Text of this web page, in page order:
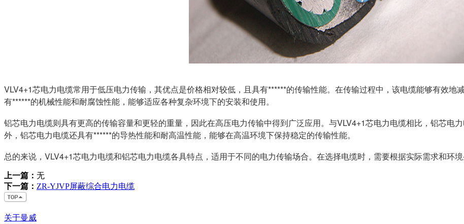
VLV4+1芯电力电缆常用于低压电力传输，其优点是价格相对较低，且具有******的传输性能。在传输过程中，该电缆能够有效
有******的机械性能和耐腐蚀性能，能够适应各种复杂环境下的安装和使用。
铝芯电力电缆则具有更高的传输容量和更轻的重量，因此在高压电力传输中得到广泛应用。与VLV4+1芯电力电缆相比，铝芯电
外，铝芯电力电缆还具有******的导热性能和耐高温性能，能够在高温环境下保持稳定的传输性能。
总的来说，VLV4+1芯电力电缆和铝芯电力电缆各具特点，适用于不同的电力传输场合。在选择电缆时，需要根据实际需求和环
上一篇： 无
下一篇： ZR-YJVP屏蔽综合电力电缆
关于曼威